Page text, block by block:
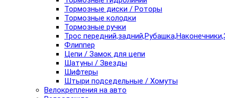
Тормозные диски / Роторы
Тормозные колодки
Тормозные ручки
Трос
Флиппер
Цепи / Замок для цепи
Шатуны / Звезды
Шифтеры
Штыри подседельные / Хомуты
Велокрепления на авто